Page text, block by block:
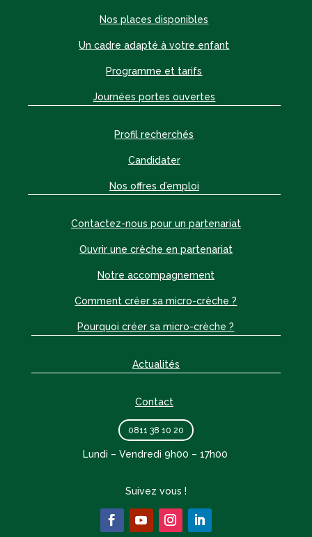
Nos places disponibles
Un cadre adapté à votre enfant
Programme et tarifs
Journées portes ouvertes
Profil recherchés
Candidater
Nos offres d’emploi
Contactez-nous pour un partenariat
Ouvrir une crèche en partenariat
Notre accompagnement
Comment créer sa micro-crèche ?
Pourquoi créer sa micro-crèche ?
Actualités
Contact
0811 38 10 20
Lundi – Vendredi 9h00 – 17h00
Suivez vous !